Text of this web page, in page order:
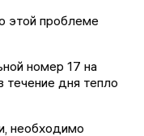
этой проблеме
номер 17 на
дня тепло
необходимо